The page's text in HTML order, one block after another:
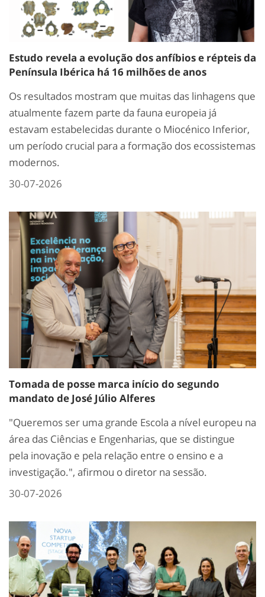
Estudo revela a evolução dos anfíbios e répteis da
Península Ibérica há 16 milhões de anos
Os resultados mostram que muitas das linhagens que
atualmente fazem parte da fauna europeia já
estavam estabelecidas durante o Miocénico Inferior,
um período crucial para a formação dos ecossistemas
modernos.
30-07-2026
Tomada de posse marca início do segundo
mandato de José Júlio Alferes
"Queremos ser uma grande Escola a nível europeu na
área das Ciências e Engenharias, que se distingue
pela inovação e pela relação entre o ensino e a
investigação.", afirmou o diretor na sessão.
30-07-2026